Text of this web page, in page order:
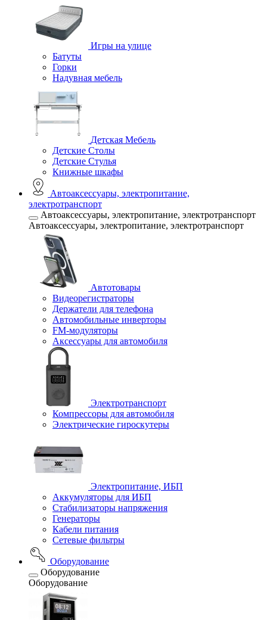
Игры на улице
Батуты
Горки
Надувная мебель
Детская Мебель
Детские Столы
Детские Стулья
Книжные шкафы
Автоаксессуары, электропитание,
электротранспорт
Автоаксессуары, электропитание, электротранспорт
Автоаксессуары, электропитание, электротранспорт
Автотовары
Видеорегистраторы
Держатели для телефона
Автомобильные инверторы
FM-модуляторы
Аксессуары для автомобиля
Электротранспорт
Компрессоры для автомобиля
Электрические гироскутеры
Электропитание, ИБП
Аккумуляторы для ИБП
Стабилизаторы напряжения
Генераторы
Кабели питания
Сетевые фильтры
Оборудование
Оборудование
Оборудование